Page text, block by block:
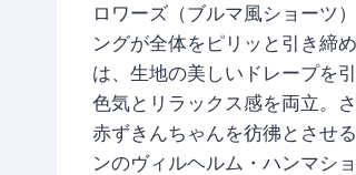
ロワーズ（ブルマ風ショーツ
ングが全体をピリッと引き締
は、生地の美しいドレープを
色気とリラックス感を両立。
赤ずきんちゃんを彷彿とさせ
ンのヴィルヘルム・ハンマシ